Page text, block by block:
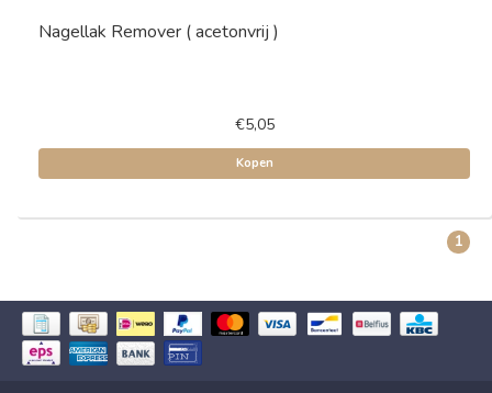
Nagellak Remover ( acetonvrij )
€5,05
Kopen
1